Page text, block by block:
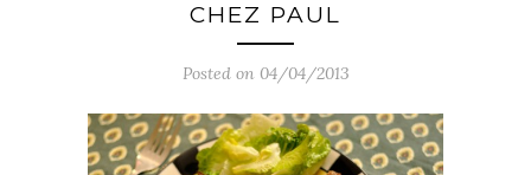
CHEZ PAUL
Posted on 04/04/2013